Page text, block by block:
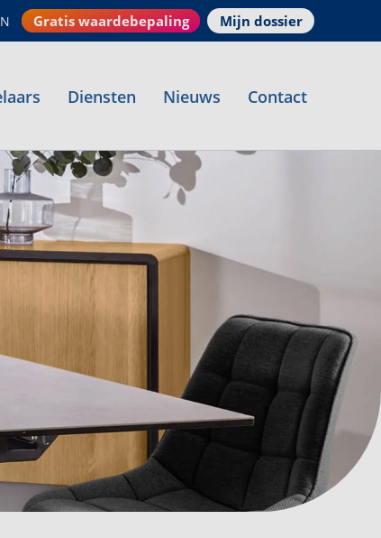
Gratis waardebepaling Mijn dossier
Diensten Nieuws Contact